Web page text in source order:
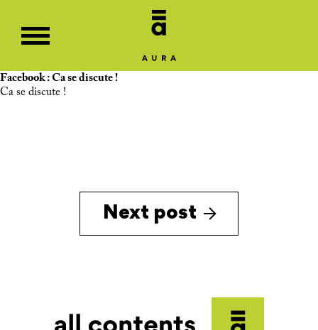
Facebook : Ca se discute !
Ca se discute !
Next post